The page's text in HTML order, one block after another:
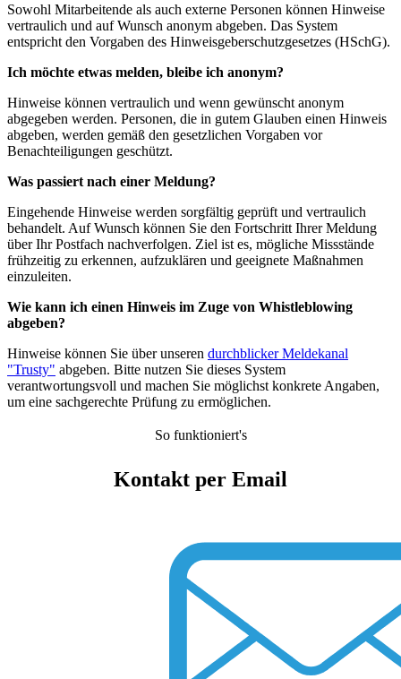
Sowohl Mitarbeitende als auch externe Personen können Hinweise
vertraulich und auf Wunsch anonym abgeben. Das System
entspricht den Vorgaben des Hinweisgeberschutzgesetzes (HSchG).
Ich möchte etwas melden, bleibe ich anonym?
Hinweise können vertraulich und wenn gewünscht anonym
abgegeben werden. Personen, die in gutem Glauben einen Hinweis
abgeben, werden gemäß den gesetzlichen Vorgaben vor
Benachteiligungen geschützt.
Was passiert nach einer Meldung?
Eingehende Hinweise werden sorgfältig geprüft und vertraulich
behandelt. Auf Wunsch können Sie den Fortschritt Ihrer Meldung
über Ihr Postfach nachverfolgen. Ziel ist es, mögliche Missstände
frühzeitig zu erkennen, aufzuklären und geeignete Maßnahmen
einzuleiten.
Wie kann ich einen Hinweis im Zuge von Whistleblowing
abgeben?
Hinweise können Sie über unseren durchblicker Meldekanal
"Trusty" abgeben. Bitte nutzen Sie dieses System
verantwortungsvoll und machen Sie möglichst konkrete Angaben,
um eine sachgerechte Prüfung zu ermöglichen.
So funktioniert's
Kontakt per Email